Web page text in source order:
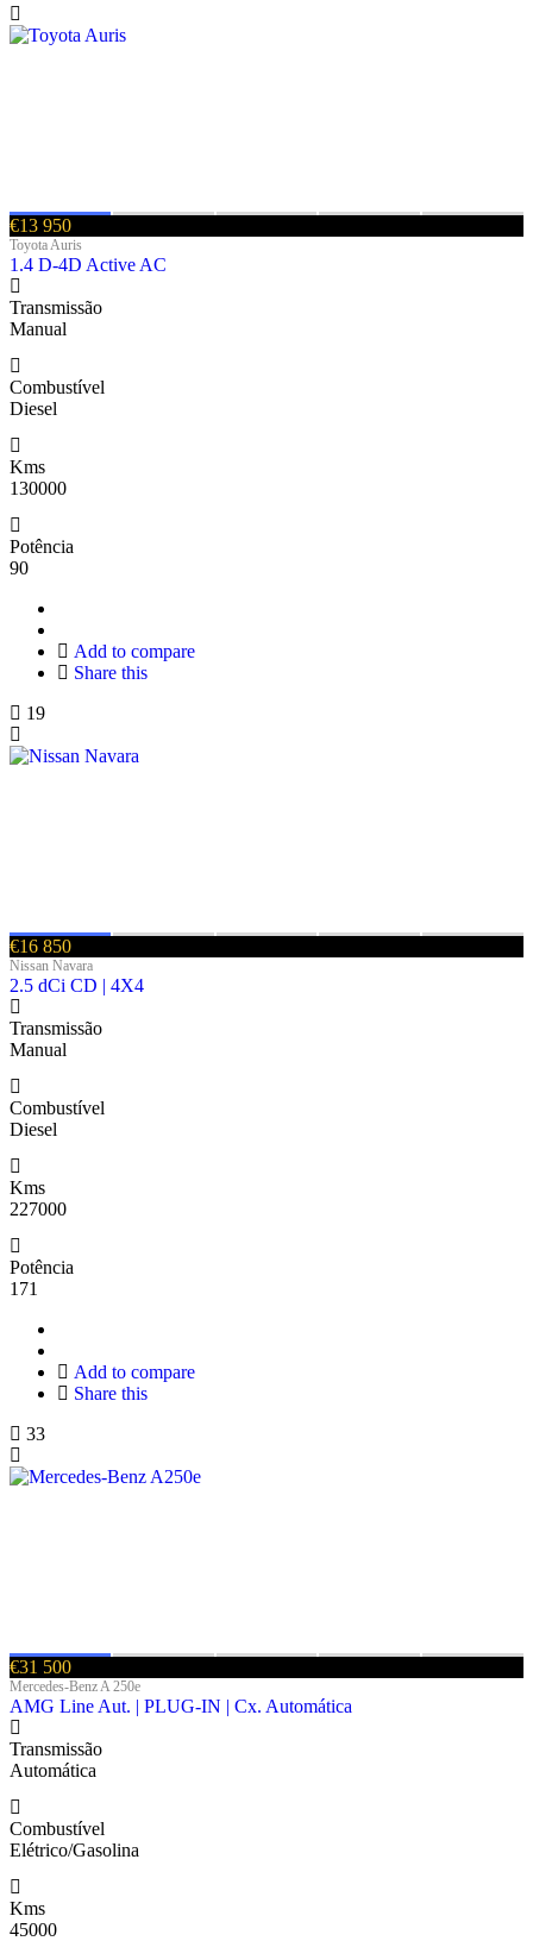
€13 950
Toyota Auris
1.4 D-4D Active AC
Transmissão
Manual
Combustível
Diesel
Kms
130000
Potência
90
Add to compare
Share this
19
€16 850
Nissan Navara
2.5 dCi CD | 4X4
Transmissão
Manual
Combustível
Diesel
Kms
227000
Potência
171
Add to compare
Share this
33
€31 500
Mercedes-Benz A 250e
AMG Line Aut. | PLUG-IN | Cx. Automática
Transmissão
Automática
Combustível
Elétrico/Gasolina
Kms
45000